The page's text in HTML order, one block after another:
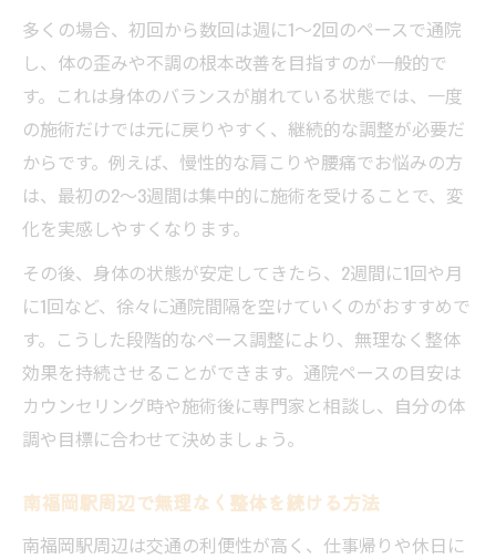
多くの場合、初回から数回は週に1～2回のペースで通院
し、体の歪みや不調の根本改善を目指すのが一般的で
す。これは身体のバランスが崩れている状態では、一度
の施術だけでは元に戻りやすく、継続的な調整が必要だ
からです。例えば、慢性的な肩こりや腰痛でお悩みの方
は、最初の2～3週間は集中的に施術を受けることで、変
化を実感しやすくなります。
その後、身体の状態が安定してきたら、2週間に1回や月
に1回など、徐々に通院間隔を空けていくのがおすすめで
す。こうした段階的なペース調整により、無理なく整体
効果を持続させることができます。通院ペースの目安は
カウンセリング時や施術後に専門家と相談し、自分の体
調や目標に合わせて決めましょう。
南福岡駅周辺で無理なく整体を続ける方法
南福岡駅周辺は交通の利便性が高く、仕事帰りや休日に